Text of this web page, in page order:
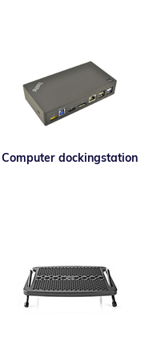
Computer dockingstation